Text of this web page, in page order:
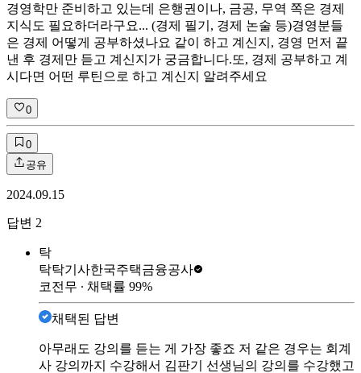
경영학만 준비하고 있는데 은행권이나, 금공, 무역 쪽은 경제
지식도 필요하더라구요... (경제 필기, 경제 논술 등) ​ 경영분들
은 경제 어떻게 공부하셨나요 같이 하고 계신지, 경영 먼저 끝
낸 후 경제만 듣고 계신지가 궁금합니다. ​ 또, 경제 공부하고 계
시다면 어떤 루틴으로 하고 계신지 알려주세요
0
0
공유
2024.09.15
답변 2
탁
탁탁기사한국주택금융공사
코전무 ∙ 채택률 99%
채택된 답변
아무래도 강의를 듣는 게 가장 좋죠 저 같은 경우는 회계
사 강의까지 수강해서 김판기 선생님의 강의를 수강했고